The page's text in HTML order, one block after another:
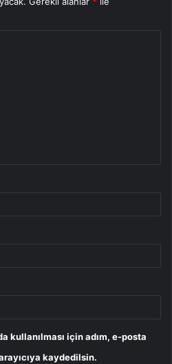
kullanılması için adım, e-posta
kaydedilsin.